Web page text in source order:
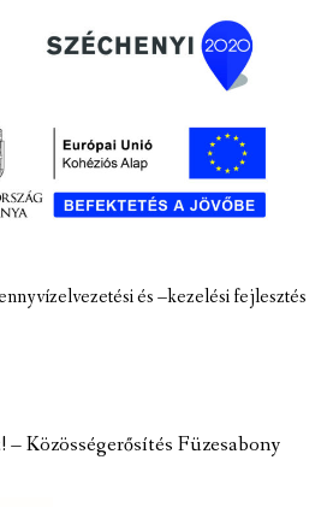
és –kezelési fejlesztés
Közösségerősítés Füzesabony